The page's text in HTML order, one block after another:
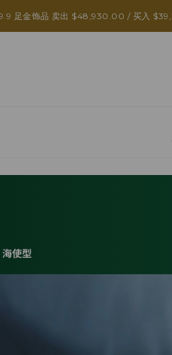
足金饰品 卖出 $48,930.00 / 买入
海使型